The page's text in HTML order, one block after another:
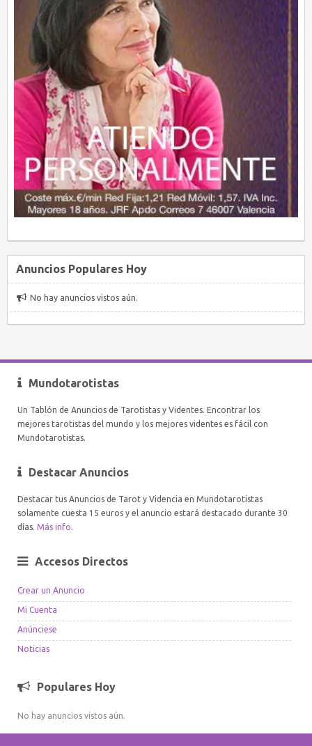
Anuncios Populares Hoy
No hay anuncios vistos aún.
Mundotarotistas
Un Tablón de Anuncios de Tarotistas y Videntes. Encontrar los
mejores tarotistas del mundo y los mejores videntes es fácil con
Mundotarotistas.
Destacar Anuncios
Destacar tus Anuncios de Tarot y Videncia en Mundotarotistas
solamente cuesta 15 euros y el anuncio estará destacado durante 30
días. Más info.
Accesos Directos
Crear un Anuncio
Mi Cuenta
Anúnciese
Noticias
Populares Hoy
No hay anuncios vistos aún.